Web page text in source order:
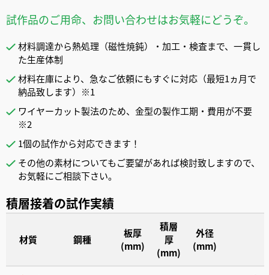
試作品のご用命、お問い合わせはお気軽にどうぞ。
材料調達から熱処理（磁性焼鈍）・加工・検査まで、一貫し
た生産体制
材料在庫により、急なご依頼にもすぐに対応（最短1ヵ月で
納品致します）※1
ワイヤーカット製法のため、金型の製作工期・費用が不要
※2
1個の試作から対応できます！
その他の素材についてもご要望があれば検討致しますので、
お気軽にご相談下さい。
積層接着の試作実績
材質 鋼種
板厚
(mm)
積層
厚
(mm)
外径
(mm)